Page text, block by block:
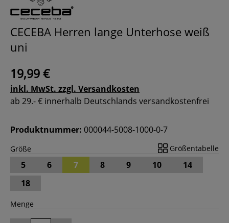
CECEBA Herren lange Unterhose weiß
uni
19,99 €
inkl. MwSt. zzgl. Versandkosten
ab 29.- € innerhalb Deutschlands versandkostenfrei
Produktnummer: 000044-5008-1000-0-7
Größe Größentabelle
5 6 7 8 9 10
14
18
Menge